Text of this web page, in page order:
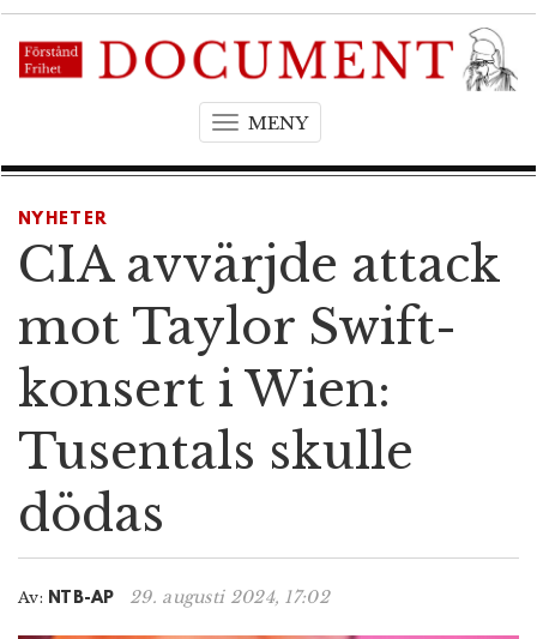
MENYT
g
e
a
i
g
a
t
n
NYHETER
CIA avvärjde attack
mot Taylor Swift-
konsert i Wien:
Tusentals skulle
dödas
Av: NTB-AP 29. augusti 2024, 17:02